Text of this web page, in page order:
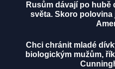
Rusům dávají po hubě
světa. Skoro
Chci chránit mladé
biologickým mužům,